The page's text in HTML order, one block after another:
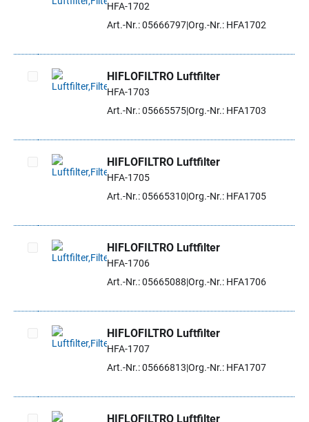
Artikel auswählen
HFA-1702
Art.-Nr.: 05666797Org.-Nr.: HFA1702
Artikel auswählen
HIFLOFILTRO Luftfilter
HFA-1703
Art.-Nr.: 05665575Org.-Nr.: HFA1703
Artikel auswählen
HIFLOFILTRO Luftfilter
HFA-1705
Art.-Nr.: 05665310 Org.-Nr.: HFA1705
Artikel auswählen
HIFLOFILTRO Luftfilter
HFA-1706
Art.-Nr.: 05665088 Org.-Nr.: HFA1706
Artikel auswählen
HIFLOFILTRO Luftfilter
HFA-1707
Art.-Nr.: 05666813 Org.-Nr.: HFA1707
HIFLOFILTRO Luftfilter